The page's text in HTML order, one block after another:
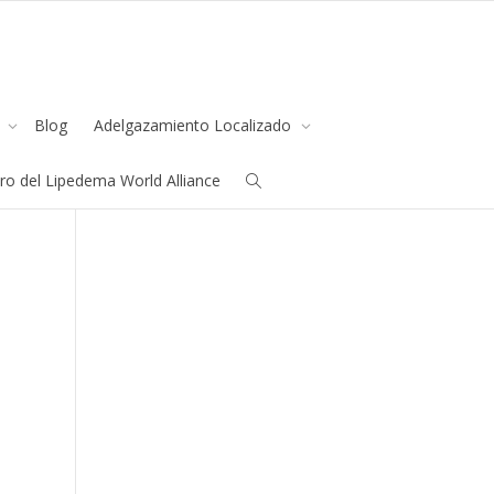
Blog Adelgazamiento Localizado
del Lipedema World Alliance